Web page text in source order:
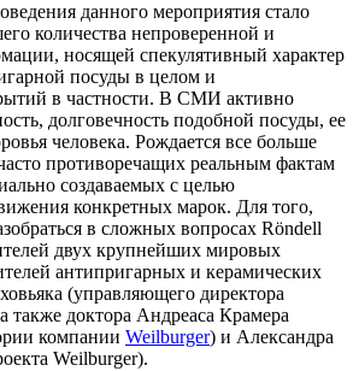
данного мероприятия стало
количества непроверенной и
носящей спекулятивный характер
посуды в целом и
в частности. В СМИ активно
долговечность подобной посуды, ее
человека. Рождается все больше
противоречащих реальным фактам
создаваемых с целью
конкретных марок. Для того,
в сложных вопросах Röndell
двух крупнейших мировых
антипригарных и керамических
(управляющего директора
также доктора Андреаса Крамера
компании Weilburger) и Александра
Weilburger).